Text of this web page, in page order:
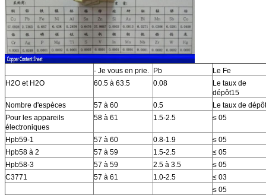
- Je vous en prie. Pb
Le Fe
H2O et H2O
60.5 à 63.5 0.08
Le taux de
dépôt15
Nombre d'espèces
57 à 60 0.5
Le taux de
Pour les appareils
électroniques
58 à 61 1.5-2.5 ≤ 05
Hpb59-1 57 à 60 0.8-1.9
≤ 05
Hpb58 à 2
57 à 59 1.5-2.5
≤ 05
Hpb58-3
57 à 59 2.5 à 3.5
≤ 05
C3771
57 à 61 1.0-2.5
≤ 03
≤ 05